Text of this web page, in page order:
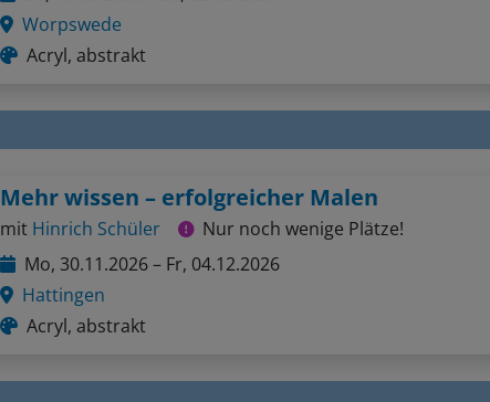
Worpswede
Acryl, abstrakt
Mehr wissen – erfolgreicher Malen
mit Hinrich Schüler
Nur noch wenige Plätze!
Mo, 30.11.2026 – Fr, 04.12.2026
Hattingen
Acryl, abstrakt